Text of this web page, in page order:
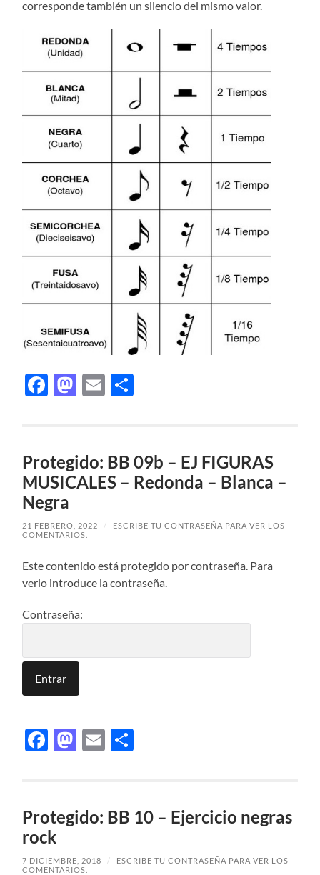
corresponde también un silencio del mismo valor.
Facebook
Mastodon
Email
Protegido: BB 09b – EJ FIGURAS
MUSICALES – Redonda – Blanca –
Negra
21 FEBRERO, 2022 /
ESCRIBE TU CONTRASEÑA PARA VER LOS
COMENTARIOS.
Este contenido está protegido por contraseña. Para
verlo introduce la contraseña.
Contraseña:
Facebook
Mastodon
Email
Protegido: BB 10 – Ejercicio negras
rock
7 DICIEMBRE, 2018 /
ESCRIBE TU CONTRASEÑA PARA VER LOS
COMENTARIOS.